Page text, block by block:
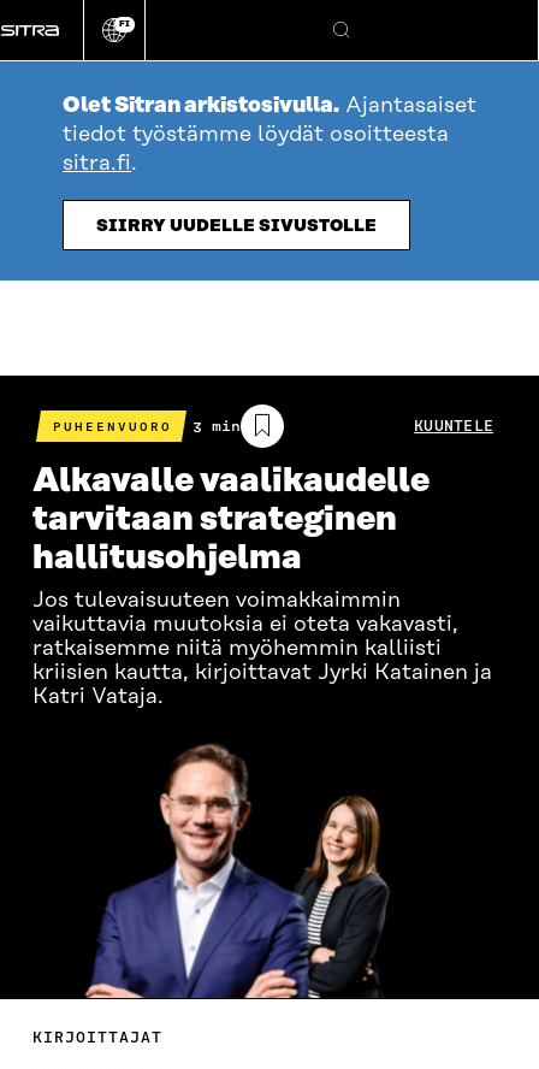
suoraan
sisältöön
Vaihda
kieli
FI
Hae
Olet Sitran arkistosivulla. Ajantasaiset
tiedot työstämme löydät osoitteesta
sitra.fi.
SIIRRY UUDELLE SIVUSTOLLE
PUHEENVUORO
Arvioitu
lukuaika
3 min KUUNTELE
Alkavalle vaalikaudelle
tarvitaan strateginen
hallitusohjelma
Jos tulevaisuuteen voimakkaimmin
vaikuttavia muutoksia ei oteta vakavasti,
ratkaisemme niitä myöhemmin kalliisti
kriisien kautta, kirjoittavat Jyrki Katainen ja
Katri Vataja.
KIRJOITTAJAT